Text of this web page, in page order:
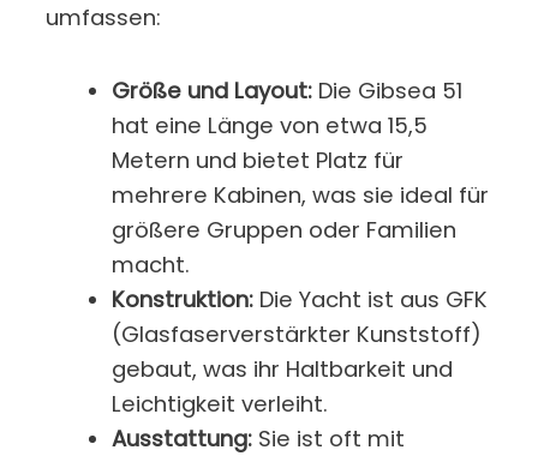
umfassen:
Größe und Layout:Die Gibsea 51
hat eine Länge von etwa 15,5
Metern und bietet Platz für
mehrere Kabinen, was sie ideal für
größere Gruppen oder Familien
macht.
Konstruktion:Die Yacht ist aus GFK
(Glasfaserverstärkter Kunststoff)
gebaut, was ihr Haltbarkeit und
Leichtigkeit verleiht.
Ausstattung:Sie ist oft mit